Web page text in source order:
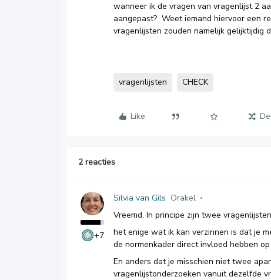
wanneer ik de vragen van vragenlijst 2
aangepast? Weet iemand hiervoor een
vragenlijsten zouden namelijk gelijktijdig
vragenlijsten CHECK
Like
2 reacties
+7
Silvia van Gils Orakel
Vreemd. In principe zijn twee
het enige wat ik kan verzinnen is dat je
de normenkader direct invloed hebben
En anders dat je misschien niet twee
vragenlijstonderzoeken vanuit dezelfde